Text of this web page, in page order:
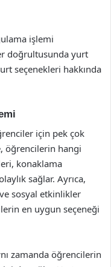
işlemi
doğrultusunda yurt
seçenekleri hakkında
için pek çok
öğrencilerin hangi
konaklama
sağlar. Ayrıca,
sosyal etkinlikler
en uygun seçeneği
zamanda öğrencilerin